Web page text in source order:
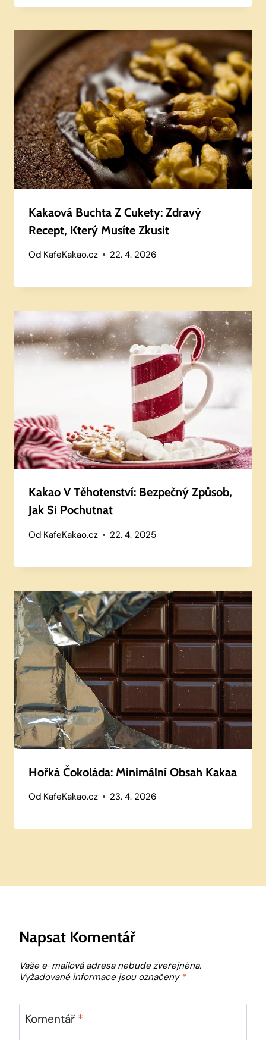
Kakaová Buchta Z Cukety: Zdravý
Recept, Který Musíte Zkusit
Od KafeKakao.cz 22. 4. 2026
Kakao V Těhotenství: Bezpečný Způsob,
Jak Si Pochutnat
Od KafeKakao.cz 22. 4. 2025
Hořká Čokoláda: Minimální Obsah Kakaa
Od KafeKakao.cz 23. 4. 2026
Napsat Komentář
Vaše e-mailová adresa nebude zveřejněna.
Vyžadované informace jsou označeny *
Komentář *